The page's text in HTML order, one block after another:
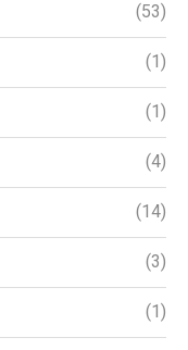
(53)
(1)
(1)
(4)
(14)
(3)
(1)